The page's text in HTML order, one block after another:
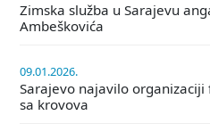
Zimska služba u Sarajevu
Ambeškovića
09.01.2026.
Sarajevo najavilo
sa krovova